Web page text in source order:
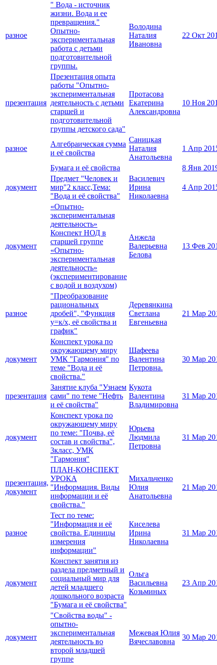
разное
" Вода - источник
жизни. Вода и ее
превращения."
Опытно-
экспериментальная
работа с детьми
подготовительной
группы.
Володина
Наталия
Ивановна
22 Окт
презентация
Презентация опыта
работы "Опытно-
экспериментальная
деятельность с детьми
старшей и
подготовительной
группы детского сада"
Протасова
Екатерина
Александровна
10 Ноя
разное
Алгебраическая сумма
и её свойства
Саницкая
Наталия
Анатольевна
1 Апр
Бумага и её свойства 8 Янв
документ
Предмет "Человек и
мир"2 класс,Тема:
"Вода и её свойства"
Василевич
Ирина
Николаевна
4 Апр
документ
«Опытно-
экспериментальная
деятельность»
Конспект НОД в
старшей группе
«Опытно-
экспериментальная
деятельность»
(экспериментирование
с водой и воздухом)
Анжела
Валерьевна
Белова
13 Фев
разное
"Преобразование
рациональных
дробей", "Функция
у=к/х, её свойства и
график"
Деревянкина
Светлана
Евгеньевна
21 Мар
документ
Конспект урока по
окружающему миру
УМК "Гармония" по
теме "Вода и её
свойства."
Шафеева
Валентина
Петровна.
30 Мар
презентация
Занятие клуба "Узнаем
сами" по теме "Нефть
и её свойства"
Кукота
Валентина
Владимировна
31 Мар
документ
Конспект урока по
окружающему миру
по теме: "Почва, её
состав и свойства",
3класс, УМК
"Гармония"
Юрьева
Людмила
Петровна
31 Мар
презентация,
документ
ПЛАН-КОНСПЕКТ
УРОКА
"Информация. Виды
информации и её
свойства."
Михальченко
Юлия
Анатольевна
21 Мар
разное
Тест по теме:
"Информация и её
свойства. Единицы
измерения
информации"
Киселева
Ирина
Николаевна
31 Мар
документ
Конспект занятия из
раздела предметный и
социальный мир для
детей младшего
дошкольного возраста
"Бумага и её свойства"
Ольга
Васильевна
Козьминых
23 Апр
документ
"Свойства воды" -
опытно-
экспериментальная
деятельность во
второй младшей
группе
Межевая Юлия
Вячеславовна
30 Мар